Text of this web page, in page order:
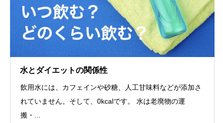
水とダイエットの関係性
飲用水には、カフェインや砂糖、人工甘味料などが添加さ
れていません。そして、0kcalです。 水は老廃物の運
搬・...